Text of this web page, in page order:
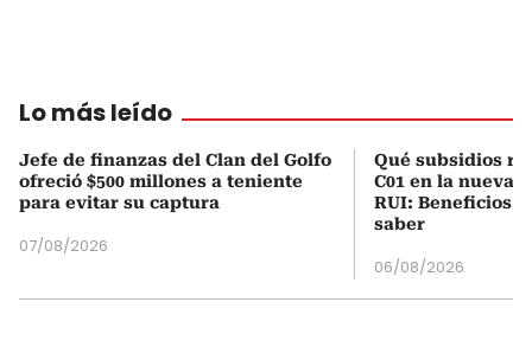
Lo más leído
Jefe de finanzas del Clan del Golfo
ofreció $500 millones a teniente
para evitar su captura
07/08/2026
Qué subsidios
C01 en la nueva
RUI: Beneficios
saber
06/08/2026